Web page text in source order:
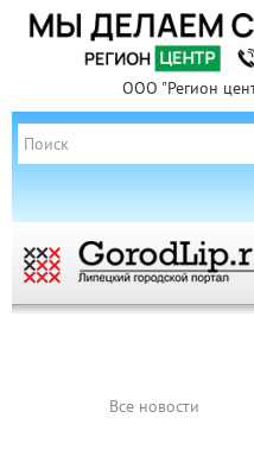
ООО "Регион
Все новости